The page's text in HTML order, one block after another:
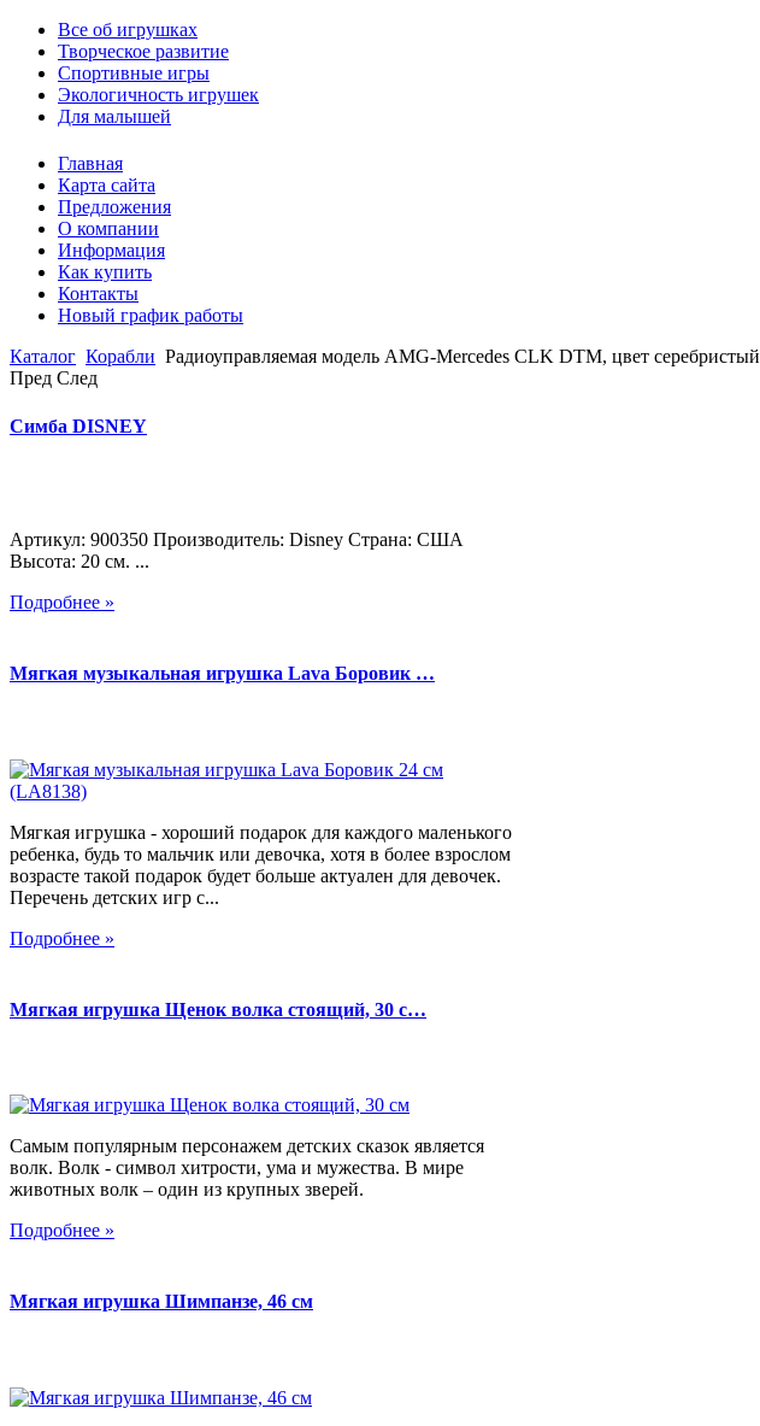
Все об игрушках
Творческое развитие
Спортивные игры
Экологичность игрушек
Для малышей
Главная
Карта сайта
Предложения
О компании
Информация
Как купить
Контакты
Новый график работы
Каталог Корабли Радиоуправляемая модель AMG-Mercedes CLK DTM, цвет серебристый
Пред След
Симба DISNEY
Артикул: 900350 Производитель: Disney Страна: США
Высота: 20 см. ...
Подробнее »
Мягкая музыкальная игрушка Lava Боровик …
Мягкая игрушка - хороший подарок для каждого маленького
ребенка, будь то мальчик или девочка, хотя в более взрослом
возрасте такой подарок будет больше актуален для девочек.
Перечень детских игр с...
Подробнее »
Мягкая игрушка Щенок волка стоящий, 30 с…
Самым популярным персонажем детских сказок является
волк. Волк - символ хитрости, ума и мужества. В мире
животных волк – один из крупных зверей.
Подробнее »
Мягкая игрушка Шимпанзе, 46 см